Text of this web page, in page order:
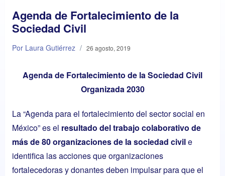
Agenda de Fortalecimiento de la
Sociedad Civil
Por Laura Gutiérrez / 26 agosto, 2019
Agenda de Fortalecimiento de la Sociedad Civil
Organizada 2030
La “Agenda para el fortalecimiento del sector social en
México” es el resultado del trabajo colaborativo de
más de 80 organizaciones de la sociedad civile
identifica las acciones que organizaciones
fortalecedoras y donantes deben impulsar para que el